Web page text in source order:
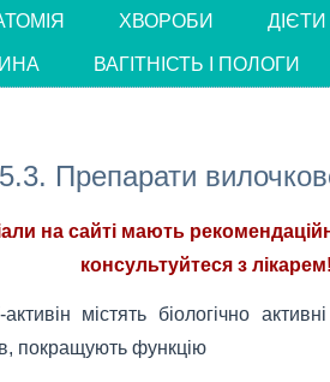
ХВОРОБИ ДІЄТИ
ВАГІТНІСТЬ І ПОЛОГИ
Препарати
на сайті мають
консультуйтеся з
містять біологічно
покращують функцію